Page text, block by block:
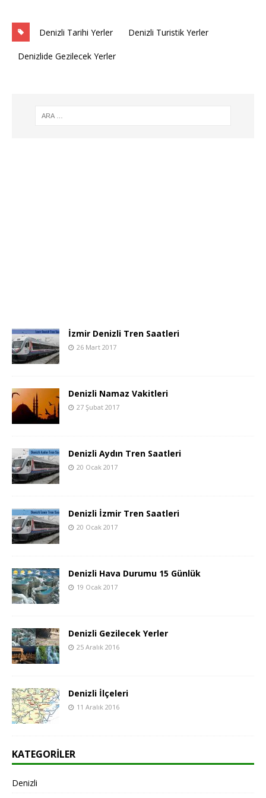
Denizli Tarihi Yerler Denizli Turistik Yerler
Denizlide Gezilecek Yerler
İzmir Denizli Tren Saatleri
26 Mart 2017
Denizli Namaz Vakitleri
27 Şubat 2017
Denizli Aydın Tren Saatleri
20 Ocak 2017
Denizli İzmir Tren Saatleri
20 Ocak 2017
Denizli Hava Durumu 15 Günlük
19 Ocak 2017
Denizli Gezilecek Yerler
25 Aralık 2016
Denizli İlçeleri
11 Aralık 2016
KATEGORILER
Denizli